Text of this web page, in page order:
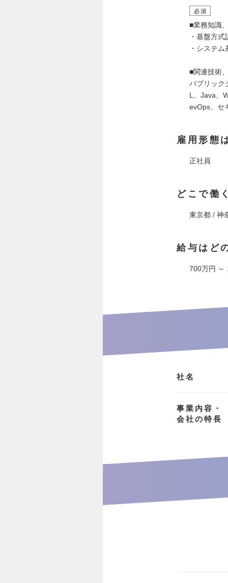
必須
■業務知識
・基盤方
・システ
■関連技術
パブリック
L、Java、
evOps、セ
雇用形態
正社員
どこで働
東京都 / 神
給与はど
700万円 ～
社名
事業内容・
会社の特長